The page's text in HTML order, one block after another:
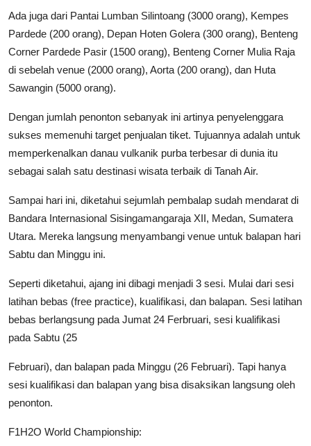
Ada juga dari Pantai Lumban Silintoang (3000 orang), Kempes
Pardede (200 orang), Depan Hoten Golera (300 orang), Benteng
Corner Pardede Pasir (1500 orang), Benteng Corner Mulia Raja
di sebelah venue (2000 orang), Aorta (200 orang), dan Huta
Sawangin (5000 orang).
Dengan jumlah penonton sebanyak ini artinya penyelenggara
sukses memenuhi target penjualan tiket. Tujuannya adalah untuk
memperkenalkan danau vulkanik purba terbesar di dunia itu
sebagai salah satu destinasi wisata terbaik di Tanah Air.
Sampai hari ini, diketahui sejumlah pembalap sudah mendarat di
Bandara Internasional Sisingamangaraja XII, Medan, Sumatera
Utara. Mereka langsung menyambangi venue untuk balapan hari
Sabtu dan Minggu ini.
Seperti diketahui, ajang ini dibagi menjadi 3 sesi. Mulai dari sesi
latihan bebas (free practice), kualifikasi, dan balapan. Sesi latihan
bebas berlangsung pada Jumat 24 Ferbruari, sesi kualifikasi
pada Sabtu (25
Februari), dan balapan pada Minggu (26 Februari). Tapi hanya
sesi kualifikasi dan balapan yang bisa disaksikan langsung oleh
penonton.
F1H2O World Championship: